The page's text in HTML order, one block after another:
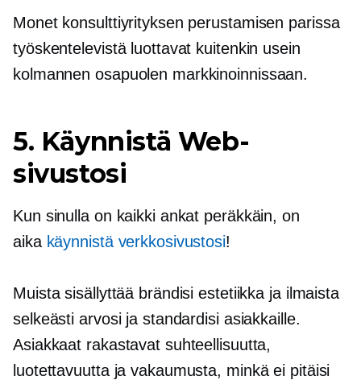
Monet konsulttiyrityksen perustamisen parissa
työskentelevistä luottavat kuitenkin usein
kolmannen osapuolen markkinoinnissaan.
5. Käynnistä Web-
sivustosi
Kun sinulla on kaikki ankat peräkkäin, on
aika käynnistä verkkosivustosi!
Muista sisällyttää brändisi estetiikka ja ilmaista
selkeästi arvosi ja standardisi asiakkaille.
Asiakkaat rakastavat suhteellisuutta,
luotettavuutta ja vakaumusta, minkä ei pitäisi